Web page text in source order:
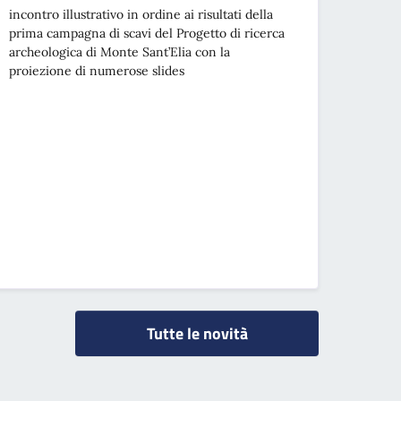
incontro illustrativo in ordine ai risultati della
prima campagna di scavi del Progetto di ricerca
archeologica di Monte Sant’Elia con la
proiezione di numerose slides
Tutte le novità